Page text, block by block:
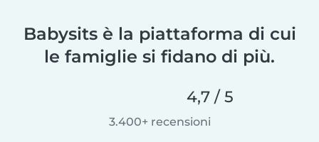
Babysits è la piattaforma di cui
le famiglie si fidano di più.
4,7 / 5
3.400+ recensioni